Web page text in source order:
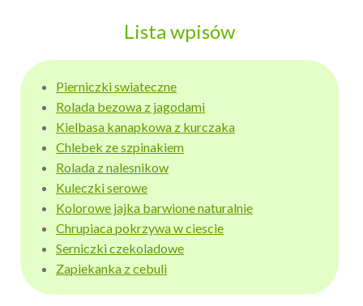
Lista wpisów
Pierniczki swiateczne
Rolada bezowa z jagodami
Kielbasa kanapkowa z kurczaka
Chlebek ze szpinakiem
Rolada z nalesnikow
Kuleczki serowe
Kolorowe jajka barwione naturalnie
Chrupiaca pokrzywa w ciescie
Serniczki czekoladowe
Zapiekanka z cebuli